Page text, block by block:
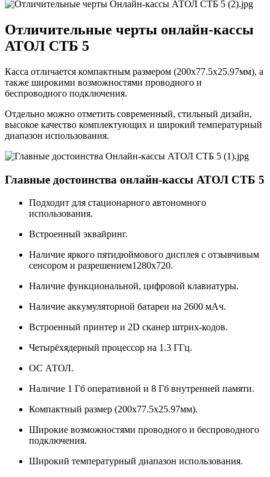
Отличительные черты онлайн-кассы
АТОЛ СТБ 5
Касса отличается компактным размером (200х77.5х25.97мм), а
также широкими возможностями проводного и
беспроводного подключения.
Отдельно можно отметить современный, стильный дизайн,
высокое качество комплектующих и широкий температурный
диапазон использования.
Главные достоинства онлайн-кассы АТОЛ СТБ 5
Подходит для стационарного автономного
использования.
Встроенный эквайринг.
Наличие яркого пятидюймового дисплея с отзывчивым
сенсором и разрешением1280x720.
Наличие функциональной, цифровой клавиатуры.
Наличие аккумуляторной батареи на 2600 мАч.
Встроенный принтер и 2D сканер штрих-кодов.
Четырёхядерный процессор на 1.3 ГГц.
ОС АТОЛ.
Наличие 1 Гб оперативной и 8 Гб внутренней памяти.
Компактный размер (200х77.5х25.97мм).
Широкие возможностями проводного и беспроводного
подключения.
Широкий температурный диапазон использования.